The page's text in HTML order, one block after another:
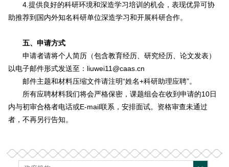
4.提供良好的科研环境和深造学习培训的机会，表现优异可协
助推荐到国内外知名科研单位深造学习和开展科研合作。
五、申请方式
申请者请将个人简历（包含教育经历、研究经历、论文发表）
以电子邮件形式发送至：liuwei11@caas.cn
邮件主题和材料压缩文件请注明“姓名+科研助理应聘”。
所有应聘材料我们将会严格保密，课题组会在收到申请的10日
内与初审合格者电话或E-mail联系，安排面试。资格审查未通过
者，不再另行告知。